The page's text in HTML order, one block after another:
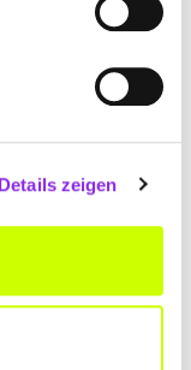
Details zeigen